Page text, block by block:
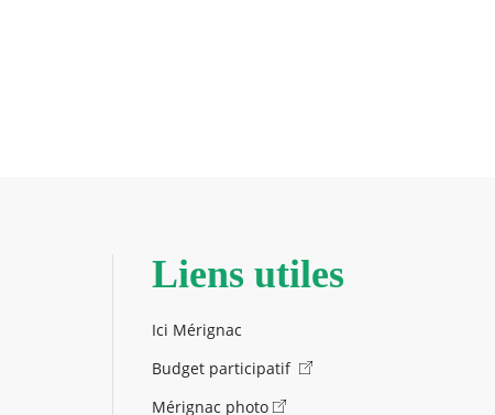
Liens utiles
Ici Mérignac
Budget participatif
Mérignac photo